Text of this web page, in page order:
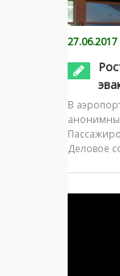
27.06.2017
В
Деловое